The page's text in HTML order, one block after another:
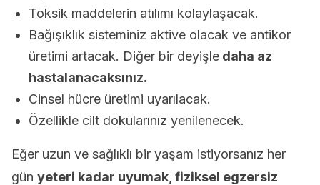
Toksik maddelerin atılımı kolaylaşacak.
Bağışıklık sisteminiz aktive olacak ve antikor
üretimi artacak. Diğer bir deyişle daha az
hastalanacaksınız.
Cinsel hücre üretimi uyarılacak.
Özellikle cilt dokularınız yenilenecek.
Eğer uzun ve sağlıklı bir yaşam istiyorsanız her
gün yeteri kadar uyumak, fiziksel egzersiz